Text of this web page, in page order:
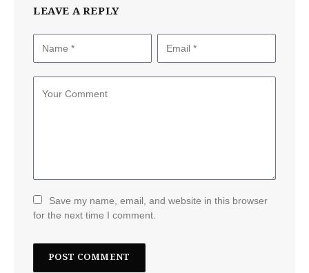
LEAVE A REPLY
Save my name, email, and website in this browser
for the next time I comment.